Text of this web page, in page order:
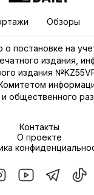
Обзоры
о постановке на
издания,
издания
общественного
Контакты
О проекте